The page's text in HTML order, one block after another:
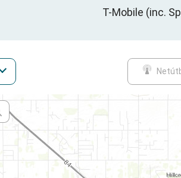
T-Mobile (inc.